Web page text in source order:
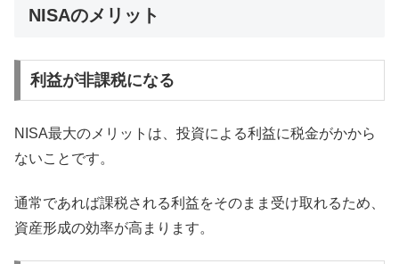
NISAのメリット
利益が非課税になる
NISA最大のメリットは、投資による利益に税金がかから
ないことです。
通常であれば課税される利益をそのまま受け取れるため、
資産形成の効率が高まります。